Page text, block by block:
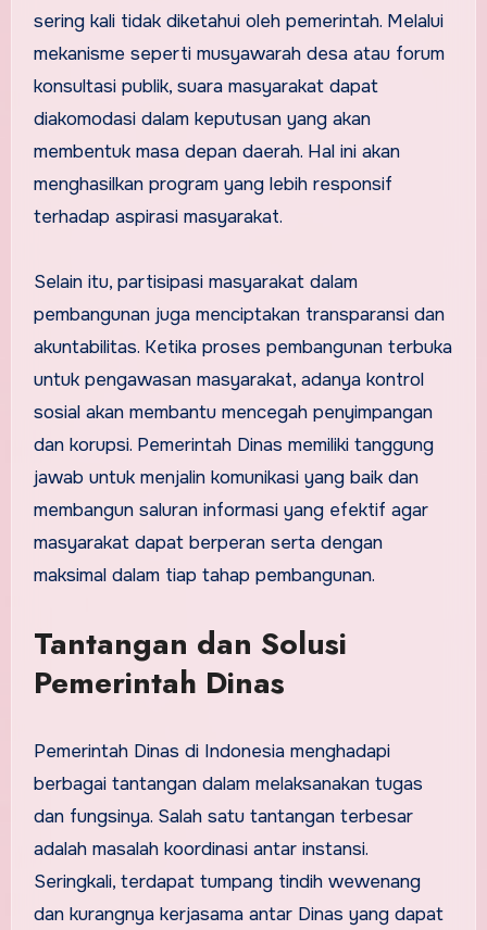
sering kali tidak diketahui oleh pemerintah. Melalui
mekanisme seperti musyawarah desa atau forum
konsultasi publik, suara masyarakat dapat
diakomodasi dalam keputusan yang akan
membentuk masa depan daerah. Hal ini akan
menghasilkan program yang lebih responsif
terhadap aspirasi masyarakat.
Selain itu, partisipasi masyarakat dalam
pembangunan juga menciptakan transparansi dan
akuntabilitas. Ketika proses pembangunan terbuka
untuk pengawasan masyarakat, adanya kontrol
sosial akan membantu mencegah penyimpangan
dan korupsi. Pemerintah Dinas memiliki tanggung
jawab untuk menjalin komunikasi yang baik dan
membangun saluran informasi yang efektif agar
masyarakat dapat berperan serta dengan
maksimal dalam tiap tahap pembangunan.
Tantangan dan Solusi
Pemerintah Dinas
Pemerintah Dinas di Indonesia menghadapi
berbagai tantangan dalam melaksanakan tugas
dan fungsinya. Salah satu tantangan terbesar
adalah masalah koordinasi antar instansi.
Seringkali, terdapat tumpang tindih wewenang
dan kurangnya kerjasama antar Dinas yang dapat